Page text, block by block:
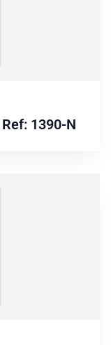
1390-N